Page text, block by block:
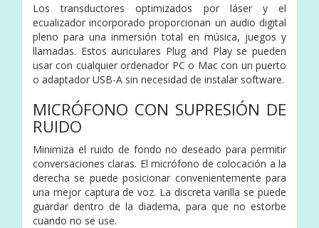
Los transductores optimizados por láser y el
ecualizador incorporado proporcionan un audio digital
pleno para una inmersión total en música, juegos y
llamadas. Estos auriculares Plug and Play se pueden
usar con cualquier ordenador PC o Mac con un puerto
o adaptador USB-A sin necesidad de instalar software.
MICRÓFONO CON SUPRESIÓN DE
RUIDO
Minimiza el ruido de fondo no deseado para permitir
conversaciones claras. El micrófono de colocación a la
derecha se puede posicionar convenientemente para
una mejor captura de voz. La discreta varilla se puede
guardar dentro de la diadema, para que no estorbe
cuando no se use.